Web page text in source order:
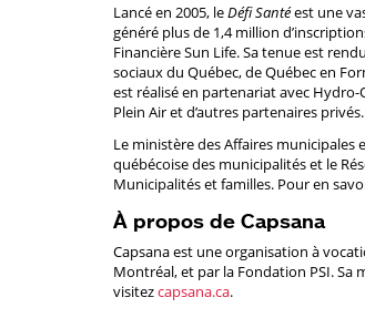
Lancé en 2005, leDéfi Santéest une
généré plus de 1,4 million
Financière Sun Life. Sa tenue est
sociaux du Québec, de Québec en
est réalisé en partenariat avec
Plein Air et d’autres partenaires
Le ministère des Affaires municipales
québécoise des municipalités et le
Municipalités et familles. Pour en
À propos de Capsana
Capsana est une organisation à
Montréal, et par la Fondation PSI. Sa
visitezcapsana.ca.